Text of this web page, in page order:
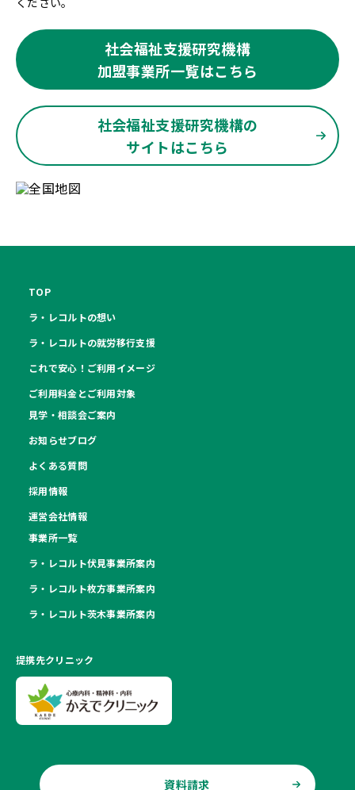
社会福祉支援研究機構
加盟事業所一覧はこちら
社会福祉支援研究機構の
サイトはこちら
TOP
ラ・レコルトの想い
ラ・レコルトの就労移行支援
これで安心！ご利用イメージ
ご利用料金とご利用対象
見学・相談会ご案内
お知らせブログ
よくある質問
採用情報
運営会社情報
事業所一覧
ラ・レコルト伏見事業所案内
ラ・レコルト枚方事業所案内
ラ・レコルト茨木事業所案内
提携先クリニック
資料請求